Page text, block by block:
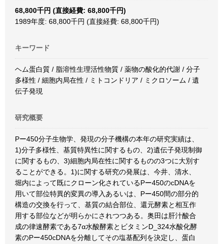
68,800千円 (直接経費: 68,800千円)
1989年度: 68,800千円 (直接経費: 68,800千円)
キーワード
ヘム蛋白質 / 脂溶性生理活性物質 / 薬物の酸化的代謝 / 分子
多様性 / 細胞内局在性 / ミトコンドリア / ミクロソーム / 遺
伝子発現
研究概要
Pー450分子生物学、発現の分子機構の本年の研究実績は、
1)分子多様性、基質特異性に関するもの、2)遺伝子発現制御
に関するもの、3)細胞内局在性に関するものの3つに大別す
ることができる。1)に関する研究の発展は、今井、清水、
堀内によって既にクローン化されているPー450のcDNAを
用いて部位特異的変異の導入あるいは、Pー450間の部分的
構造の交換を行って、基質の結合部位、還元酵素と相互作
用する部位などが明らかにされつつある。奥田は肝汁酸合
成の律速酵素である7α水酸酵素とビタミンD_324水酸化酵
素のPー450cDNAを分離してその塩基配列を決定し、蛋白